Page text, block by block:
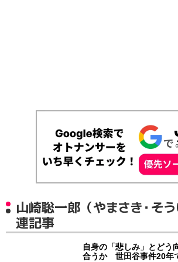
山崎聡一郎（やまさき・そ
連記事
自身の「悲しみ」とどう
合うか 世田谷事件20年